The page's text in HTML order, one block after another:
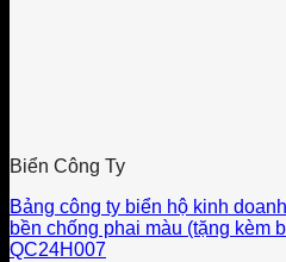
Biển Công Ty
Bảng công ty biển hộ kinh
bền chống phai màu (tặng kèm
QC24H007